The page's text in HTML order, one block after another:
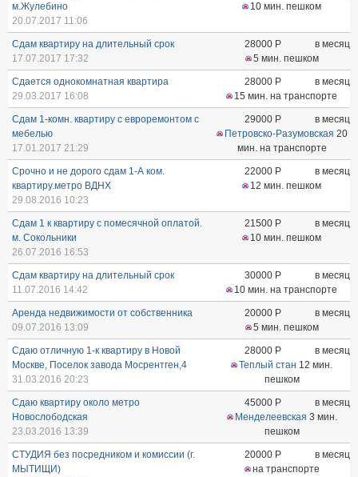
м.Жулебино
20.07.2017 11:06
10 мин. пешком
Сдам квартиру на длительный срок
17.07.2017 17:32
28000 Р
в месяц
5 мин. пешком
Сдается однокомнатная квартира
29.03.2017 16:08
28000 Р
в месяц
15 мин. на транспорте
Сдам 1-комн. квартиру с евроремонтом с
мебелью
17.01.2017 21:29
29000 Р
в месяц
Петровско-Разумовская 20
мин. на транспорте
Срочно и не дорого сдам 1-А ком.
квартиру.метро ВДНХ
29.08.2016 10:23
22000 Р
в месяц
12 мин. пешком
Сдам 1 к квартиру с помесячной оплатой.
м. Сокольники
26.07.2016 16:53
21500 Р
в месяц
10 мин. пешком
Сдам квартиру на длительный срок
11.07.2016 14:42
30000 Р
в месяц
10 мин. на транспорте
Аренда недвижимости от собственника
09.07.2016 13:09
20000 Р
в месяц
5 мин. пешком
Сдаю отличную 1-к квартиру в Новой
Москве, Поселок завода Мосрентген,4
31.03.2016 20:23
28000 Р
в месяц
Теплый стан 12 мин.
пешком
Сдаю квартиру около метро
Новослободская
23.03.2016 13:39
45000 Р
в месяц
Менделеевская 3 мин.
пешком
СТУДИЯ без посредником и комиссии (г.
МЫТИЩИ)
20000 Р
в месяц
на транспорте